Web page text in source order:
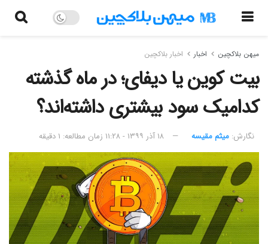
میهن بلاکچین اخبار اخبار بلاکچین
بیت کوین یا دیفای؛ در ماه گذشته
کدامیک سود بیشتری داشته‌اند؟
نگارش:‌ میثم مقیسه ۱۸ آذر ۱۳۹۹ - ۱۱:۲۸ زمان مطالعه: ۱ دقیقه